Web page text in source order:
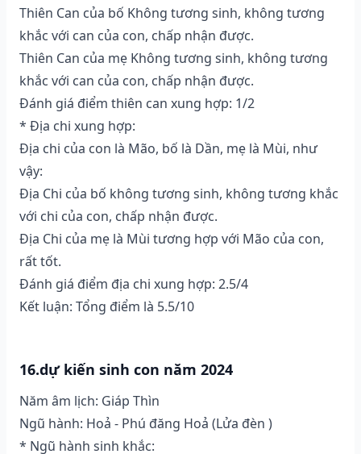
Thiên Can của bố Không tương sinh, không tương
khắc với can của con, chấp nhận được.
Thiên Can của mẹ Không tương sinh, không tương
khắc với can của con, chấp nhận được.
Đánh giá điểm thiên can xung hợp: 1/2
* Địa chi xung hợp:
Địa chi của con là Mão, bố là Dần, mẹ là Mùi, như
vậy:
Địa Chi của bố không tương sinh, không tương khắc
với chi của con, chấp nhận được.
Địa Chi của mẹ là Mùi tương hợp với Mão của con,
rất tốt.
Đánh giá điểm địa chi xung hợp: 2.5/4
Kết luận: Tổng điểm là 5.5/10
16.dự kiến sinh con năm 2024
Năm âm lịch: Giáp Thìn
Ngũ hành: Hoả - Phú đăng Hoả (Lửa đèn )
* Ngũ hành sinh khắc: